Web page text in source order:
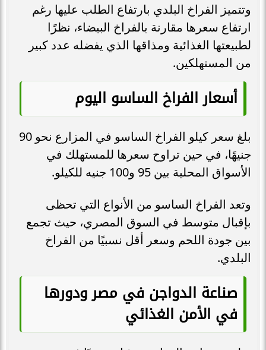
وتتميز الفراخ البلدي بارتفاع الطلب عليها رغم
ارتفاع سعرها مقارنة بالفراخ البيضاء، نظرًا
لطبيعتها الغذائية ومذاقها الذي يفضله عدد كبير
من المستهلكين.
أسعار الفراخ الساسو اليوم
بلغ سعر كيلو الفراخ الساسو في المزارع نحو 90
جنيهًا، في حين تراوح سعرها للمستهلك في
الأسواق المحلية بين 95 و100 جنيه للكيلو.
وتعد الفراخ الساسو من الأنواع التي تحظى
بإقبال متوسط في السوق المصري، حيث تجمع
بين جودة اللحم وسعر أقل نسبيًا من الفراخ
البلدي.
صناعة الدواجن في مصر ودورها
في الأمن الغذائي